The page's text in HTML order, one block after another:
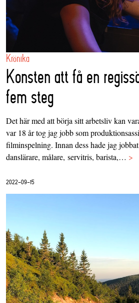
Krönika
Konsten att få en
fem steg
Det här med att börja sitt arbetsliv kan
var 18 år tog jag jobb som
filminspelning. Innan dess hade jag
danslärare, målare, servitris, barista,… >
2022-09-15